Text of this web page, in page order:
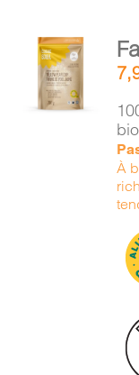
AJOUTER
AU
PANIER
/
À